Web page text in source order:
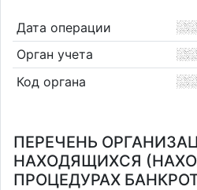
Дата операции
Орган учета
Код органа
ПЕРЕЧЕНЬ
НАХОДЯЩИХСЯ
ПРОЦЕДУРАХ